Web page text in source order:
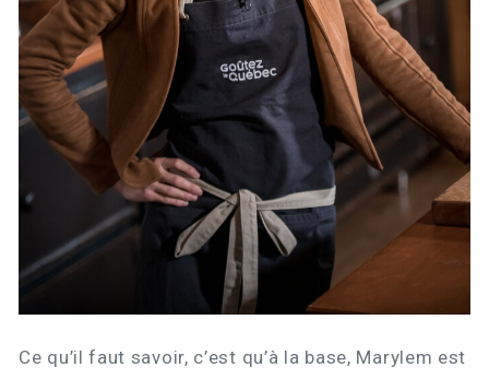
Ce qu’il faut savoir, c’est qu’à la base, Marylem est